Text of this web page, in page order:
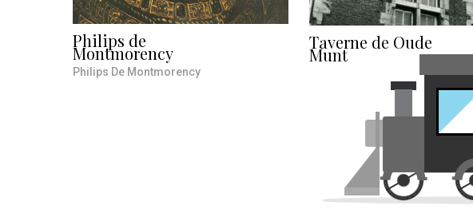
Philips de
Montmorency
Philips De Montmorency
Taverne de Oude
Munt